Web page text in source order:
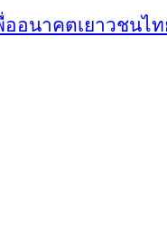
ออนาคตเยาวชนไ